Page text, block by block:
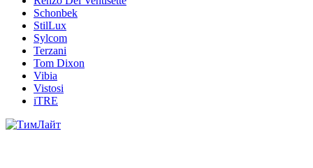
Schonbek
StilLux
Sylcom
Terzani
Tom Dixon
Vibia
Vistosi
iTRE